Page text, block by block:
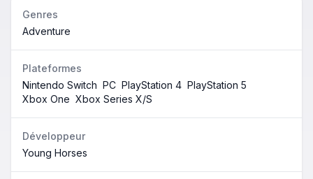
Genres
Adventure
Plateformes
Nintendo Switch PC PlayStation 4 PlayStation 5
Xbox One Xbox Series X/S
Développeur
Young Horses